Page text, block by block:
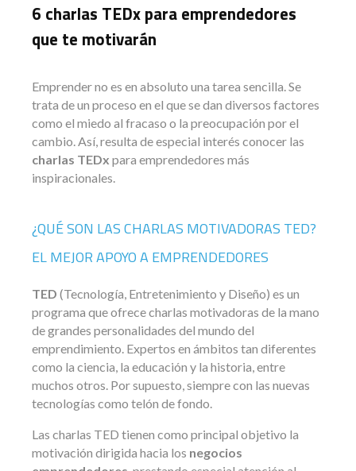
6 charlas TEDx para emprendedores
que te motivarán
Emprender no es en absoluto una tarea sencilla. Se
trata de un proceso en el que se dan diversos factores
como el miedo al fracaso o la preocupación por el
cambio. Así, resulta de especial interés conocer las
charlas TEDx para emprendedores más
inspiracionales.
¿QUÉ SON LAS CHARLAS MOTIVADORAS TED?
EL MEJOR APOYO A EMPRENDEDORES
TED (Tecnología, Entretenimiento y Diseño) es un
programa que ofrece charlas motivadoras de la mano
de grandes personalidades del mundo del
emprendimiento. Expertos en ámbitos tan diferentes
como la ciencia, la educación y la historia, entre
muchos otros. Por supuesto, siempre con las nuevas
tecnologías como telón de fondo.
Las charlas TED tienen como principal objetivo la
motivación dirigida hacia los negocios